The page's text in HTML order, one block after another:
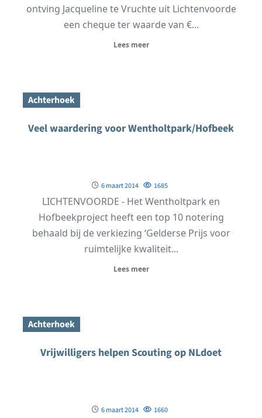
ontving Jacqueline te Vruchte uit Lichtenvoorde
een cheque ter waarde van €...
Lees meer
Achterhoek
Veel waardering voor Wentholtpark/Hofbeek
6 maart 2014 1685
LICHTENVOORDE - Het Wentholtpark en
Hofbeekproject heeft een top 10 notering
behaald bij de verkiezing ‘Gelderse Prijs voor
ruimtelijke kwaliteit...
Lees meer
Achterhoek
Vrijwilligers helpen Scouting op NLdoet
6 maart 2014 1660